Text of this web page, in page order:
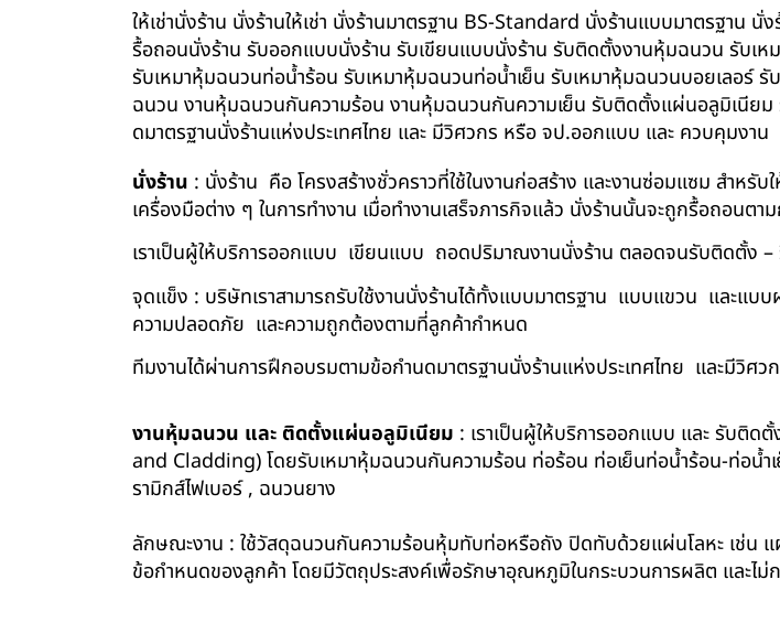
ให้เช่านั่งร้าน นั่งร้านให้เช่า นั่งร้านมาตรฐาน BS-Standard นั่งร้านแบบมาตรฐา
รื้อถอนนั่งร้าน รับออกแบบนั่งร้าน รับเขียนแบบนั่งร้าน รับติดตั้งงานหุ้มฉนวน รับเ
รับเหมาหุ้มฉนวนท่อน้ำร้อน รับเหมาหุ้มฉนวนท่อน้ำเย็น รับเหมาหุ้มฉนวนบอยเลอ
ฉนวน งานหุ้มฉนวนกันความร้อน งานหุ้มฉนวนกันความเย็น รับติดตั้งแผ่นอลูมิเนีย
ดมาตรฐานนั่งร้านแห่งประเทศไทย และ มีวิศวกร หรือ จป.ออกแบบ และ ควบคุมงาน
นั่งร้าน : นั่งร้าน คือ โครงสร้างชั่วคราวที่ใช้ในงานก่อสร้าง และงานซ่อมแซม สำห
เครื่องมือต่าง ๆ ในการทำงาน เมื่อทำงานเสร็จภารกิจแล้ว นั่งร้านนั้นจะถูกรื้อถอนตา
เราเป็นผู้ให้บริการออกแบบ เขียนแบบ ถอดปริมาณงานนั่งร้าน ตลอดจนรับติดตั้ง –
จุดแข็ง : บริษัทเราสามารถรับใช้งานนั่งร้านได้ทั้งแบบมาตรฐาน แบบแขวน และแ
ความปลอดภัย และความถูกต้องตามที่ลูกค้ากำหนด
ทีมงานได้ผ่านการฝึกอบรมตามข้อกำนดมาตรฐานนั่งร้านแห่งประเทศไทย และมีวิศ
งานหุ้มฉนวน และ ติดตั้งแผ่นอลูมิเนียม : เราเป็นผู้ให้บริการออกแบบ และ รับติ
and Cladding) โดยรับเหมาหุ้มฉนวนกันความร้อน ท่อร้อน ท่อเย็นท่อน้ำร้อน-ท่อน้ำ
รามิกส์ไฟเบอร์ , ฉนวนยาง
ลักษณะงาน : ใช้วัสดุฉนวนกันความร้อนหุ้มทับท่อหรือถัง ปิดทับด้วยแผ่นโลหะ เช่น
ข้อกำหนดของลูกค้า โดยมีวัตถุประสงค์เพื่อรักษาอุณหภูมิในกระบวนการผลิต และไ